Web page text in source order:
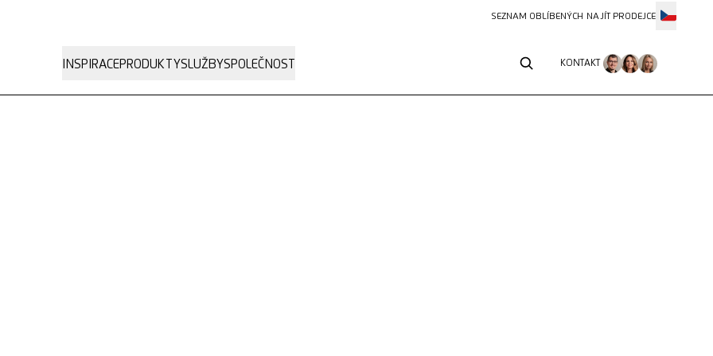
SEZNAM OBLÍBENÝCH NAJÍT PRODEJCE
INSPIRACEPRODUKTYSLUŽBYSPOLEČNOST KONTAKT